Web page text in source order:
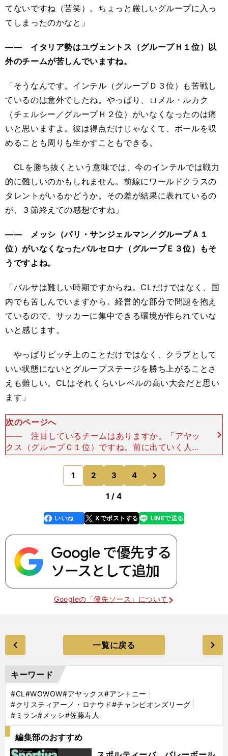
てないですね（苦笑）。ちょっと厳しいグループに入っ
てしまったのかなと」
―― イタリア勢はユヴェントス（グループＨ１位）以
外のチームが苦しんでいますね。
「そうなんです。インテル（グループＤ３位）も苦戦し
ているのは意外でしたね。やっぱり、ロメル・ルカク
（チェルシー／グループＨ２位）がいなくなったのは痛
いと思いますよ。彼は得点だけじゃなくて、ボールを収
めることも周りも生かすこともできる。
CLを勝ち抜くという意味では、今のインテルでは戦力
的に難しいのかもしれません。前線にワールドクラスの
タレントがいるかどうか。その差が結果に表れているの
が、３節終えての感想ですね」
―― メッシ（パリ・サンジェルマン／グループＡ１
位）がいなくなったバルセロナ（グループＥ３位）もそ
うですよね。
「バルサは難しい時期ですからね。CLだけではなく、国
内でも苦しんでいますから。経営的な部分で問題を抱え
ているので、サッカーに集中できる環境が作られていな
いと感じます。
やっぱりピッチ上のことだけではなく、クラブとして
いい状態にないとグループステージを勝ち上がることさ
えも難しい。CLはそれくらいレベルの高い大会だと思い
ます」
次のページへ
―― 注目しているチームはありますか。「アヤッ
クス（グループＣ１位）ですね。前に出ていく人数
であったり、リスクのかけ方も含めて、組織的に戦
っている印象です。比較的恵まれたグループだと思
いますが、３連
1 2 3 4
のページへ
1 / 4
faceboo
k
いいね Xでポストする
line LINEで送る
Googleの「優先ソース」について
一覧に戻る
キーワード
#CL #WOWOW#アヤックス#アントニー
#クリスティアーノ・ロナウド#チャンピオンズリーグ
#ミラン#メッシ#佐藤寿人
編集部のおすすめ